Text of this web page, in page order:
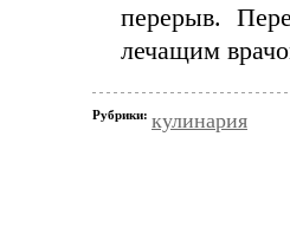
перерыв.
лечащим
Рубрики: кулинария